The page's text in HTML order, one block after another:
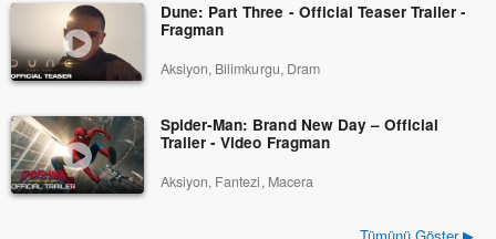
Dune: Part Three - Official Teaser Trailer -
Fragman
Aksiyon, Bilimkurgu, Dram
Spider-Man: Brand New Day – Official
Trailer - Video Fragman
Aksiyon, Fantezi, Macera